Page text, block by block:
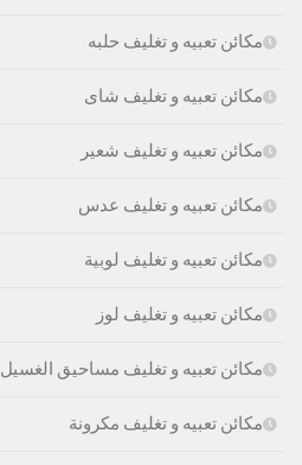
مكائن تعبيه و تغليف حلبه
مكائن تعبيه و تغليف شاى
مكائن تعبيه و تغليف شعير
مكائن تعبيه و تغليف عدس
مكائن تعبيه و تغليف لوبية
مكائن تعبيه و تغليف لوز
مكائن تعبيه و تغليف مساحيق الغسيل
مكائن تعبيه و تغليف مكرونة